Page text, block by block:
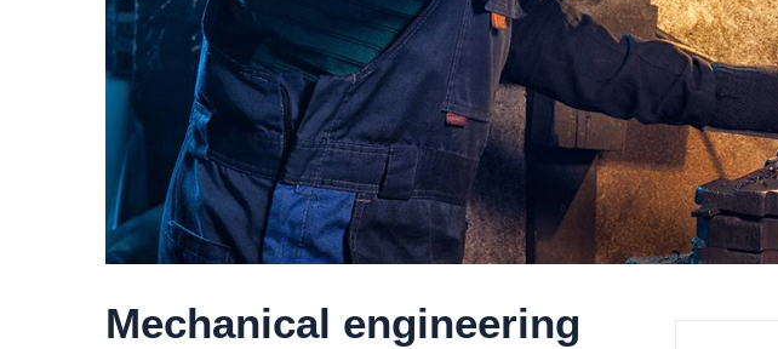
Mechanical engineering